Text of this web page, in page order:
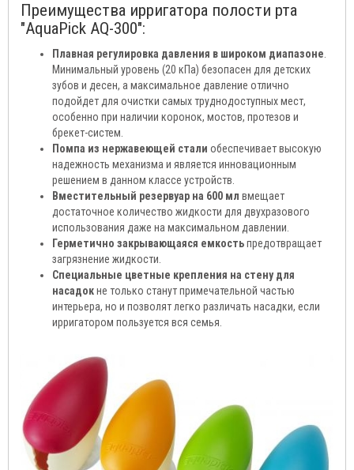
Преимущества ирригатора полости рта
"AquaPick AQ-300":
Плавная регулировка давления в широком диапазоне.
Минимальный уровень (20 кПа) безопасен для детских
зубов и десен, а максимальное давление отлично
подойдет для очистки самых труднодоступных мест,
особенно при наличии коронок, мостов, протезов и
брекет-систем.
Помпа из нержавеющей стали обеспечивает высокую
надежность механизма и является инновационным
решением в данном классе устройств.
Вместительный резервуар на 600 мл вмещает
достаточное количество жидкости для двухразового
использования даже на максимальном давлении.
Герметично закрывающаяся емкостьпредотвращает
загрязнение жидкости.
Специальные цветные крепления на стену для
насадокне только станут примечательной частью
интерьера, но и позволят легко различать насадки, если
ирригатором пользуется вся семья.